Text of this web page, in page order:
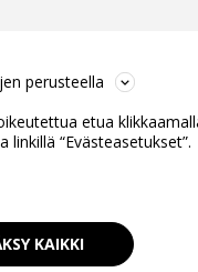
perusteella
etua
“Evästeasetukset”.
KAIKKI